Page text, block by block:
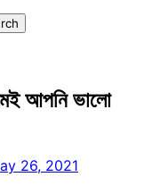
আপনি ভালো
26, 2021